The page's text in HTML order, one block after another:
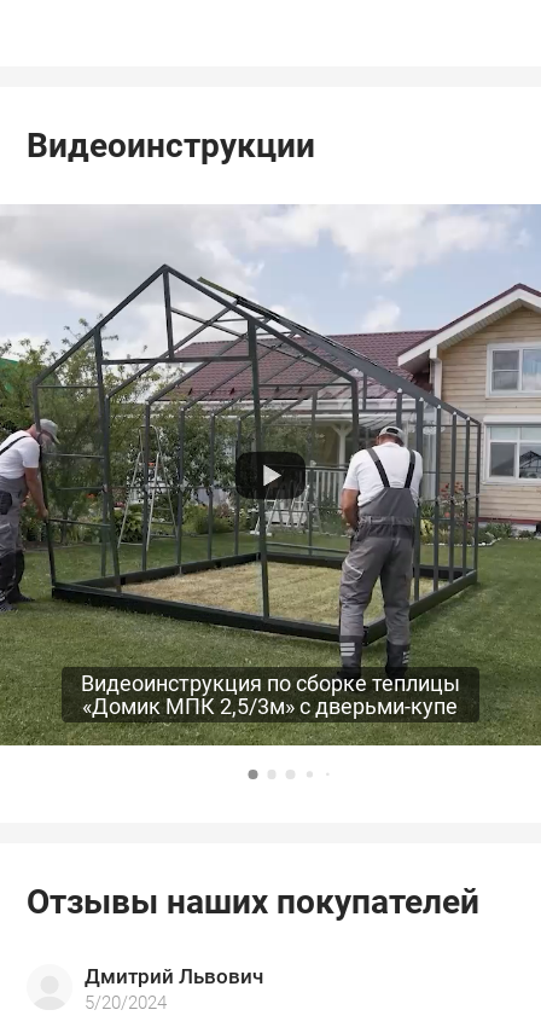
Видеоинструкции
Видеоинструкция по сборке теплицы
«Домик МПК 2,5/3м» с дверьми-купе
Отзывы наших покупателей
Дмитрий Львович
5/20/2024